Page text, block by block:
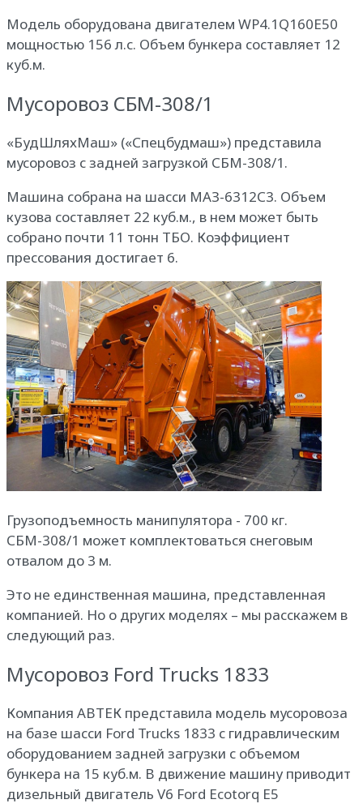
Модель оборудована двигателем WP4.1Q160E50
мощностью 156 л.с. Объем бункера составляет 12
куб.м.
Мусоровоз СБМ-308/1
«БудШляхМаш» («Спецбудмаш») представила
мусоровоз с задней загрузкой СБМ-308/1.
Машина собрана на шасси МАЗ-6312С3. Объем
кузова составляет 22 куб.м., в нем может быть
собрано почти 11 тонн ТБО. Коэффициент
прессования достигает 6.
Грузоподъемность манипулятора - 700 кг.
СБМ-308/1 может комплектоваться снеговым
отвалом до 3 м.
Это не единственная машина, представленная
компанией. Но о других моделях – мы расскажем в
следующий раз.
Мусоровоз Ford Trucks 1833
Компания АВТЕК представила модель мусоровоза
на базе шасси Ford Trucks 1833 с гидравлическим
оборудованием задней загрузки с объемом
бункера на 15 куб.м. В движение машину приводит
дизельный двигатель V6 Ford Ecotorq E5